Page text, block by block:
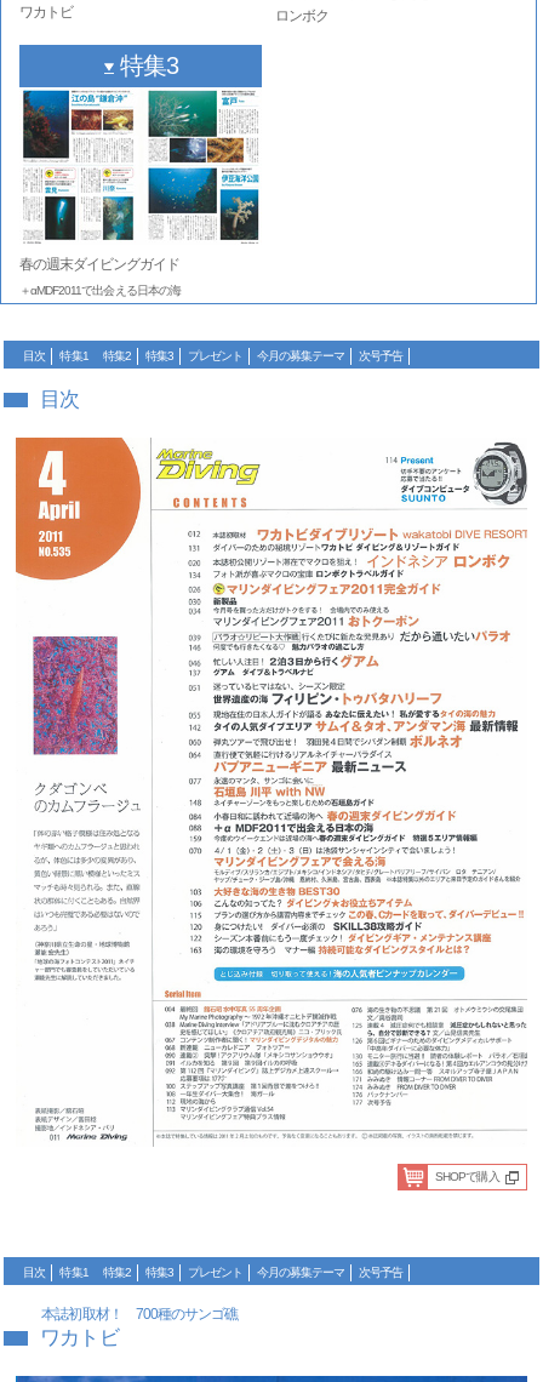
ワカトビ ロンボク
特集3
春の週末ダイビングガイド
＋αMDF2011で出会える日本の海
目次 特集1 特集2 特集3 プレゼント 今月の募集テーマ 次号予告
目次
SHOPで購入
目次 特集1 特集2 特集3 プレゼント 今月の募集テーマ 次号予告
本誌初取材！ 700種のサンゴ礁
ワカトビ